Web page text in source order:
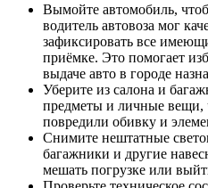
Вымойте автомобиль,
водитель автовоза мог
зафиксировать все
приёмке. Это помогает
выдаче авто в городе
Уберите из салона и
предметы и личные вещи,
повредили обивку и
Снимите нештатные
багажники и другие
мешать погрузке или